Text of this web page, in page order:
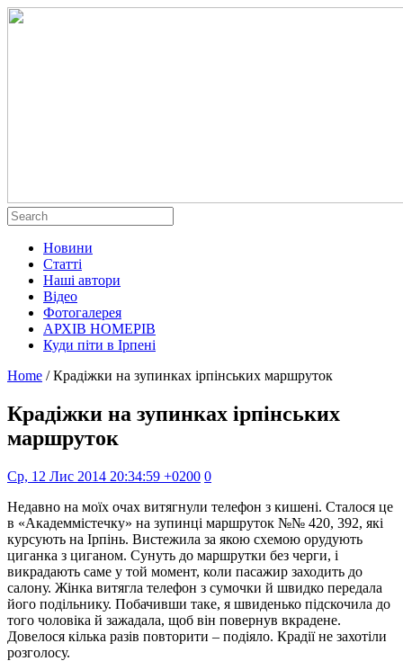
Новини
Статті
Наші автори
Відео
Фотогалерея
АРХІВ НОМЕРІВ
Куди піти в Ірпені
Home / Крадіжки на зупинках ірпінських маршруток
Крадіжки на зупинках ірпінських
маршруток
Ср, 12 Лис 2014 20:34:59 +0200 0
Недавно на моїх очах витягнули телефон з кишені. Сталося це
в «Академмістечку» на зупинці маршруток №№ 420, 392, які
курсують на Ірпінь. Вистежила за якою схемою орудують
циганка з циганом. Сунуть до маршрутки без черги, і
викрадають саме у той момент, коли пасажир заходить до
салону. Жінка витягла телефон з сумочки й швидко передала
його подільнику. Побачивши таке, я швиденько підскочила до
того чоловіка й зажадала, щоб він повернув вкрадене.
Довелося кілька разів повторити – подіяло. Крадії не захотіли
розголосу.